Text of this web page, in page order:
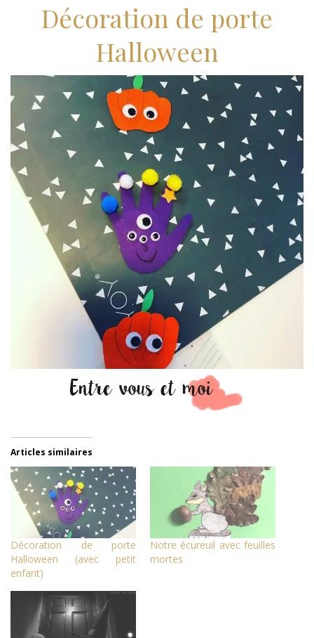
Décoration de porte
Halloween
Articles similaires
Décoration de porte
Halloween (avec petit
enfant)
Notre écureuil avec feuilles
mortes